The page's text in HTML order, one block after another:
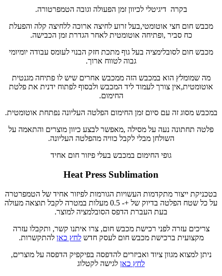
בקרה דיגיטלי לכיוון זמן הפעולה וגובה הטמפרטורה.
מכבש חום חצי אוטומטי,בעל זרוע לחיצה ארוכה ללחיצה קלה והפעלת
כח סביר ,ופתיחה אוטומטית לאחר הגדרת זמן הכבישה.
מכבש חום לסובלימציה בעל גוף מתכת חזק הבנוי לעומס עבודה יומיומי
גבוה לטווח ארוך.
מה שמומלץ הוא במכבש הזה ממכבש אחרים שיש לו פתיחה מגנטית
אוטומטית,אין צורך לעמוד ליד המכבש ולבסוף לפתוח ידנית את פלטת
החימום.
במכבש מסוג זה עם סיום זמן החימום הפלטה העליונה נפתחת אוטומטית.
פלטה תחתונה נעה על מסילה ,מאפשר לבצע כיוון מוצרים והתאמה על
השולחן מבלי לקבל כוויה מהפלטה העליונה.
גופי החימום במכבש בעלי פיזור חום אחיד
Heat Press Sublimation
בטכניקת ייצור מתקדמות העשויות הגורמות לפיזור אחיד של הטמפרטרה
על כל שטח הפלטה בדיוק של +- 0.5 מעלות במטרה לקבל תוצאה מעולה
בעת העברת הדפס הסובלמציה למוצר.
צריכים עזרה לפני רכישת מכבש חום, צרו איתנו קשר, ותקבלו עזרה
מקצועית ברכישת מכבש חום לעסק חדשלחץ כאן להתקשרות.
ניתן למצוא מגוון ציוד ואביזרים להדפסה בפיקפיק הדפסה על מוצרים,
לחץ כאן לגישה לקטלוג